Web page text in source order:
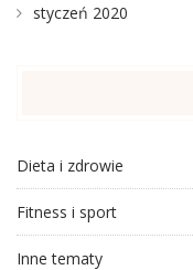
styczeń 2020
Dieta i zdrowie
Fitness i sport
Inne tematy